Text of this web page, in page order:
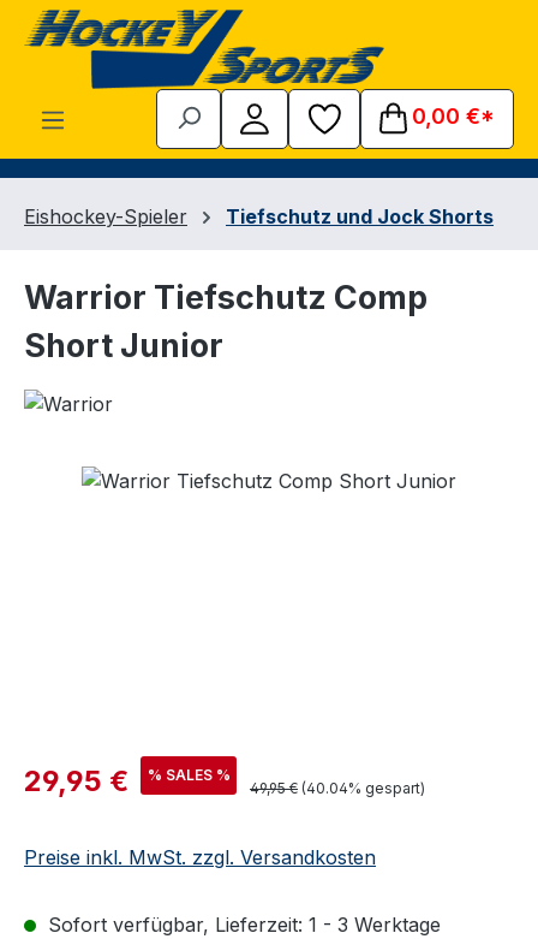
Zum Hauptinhalt springen
0,00 €*
Eishockey-Spieler Tiefschutz und Jock Shorts
Warrior Tiefschutz Comp
Short Junior
Bildergalerie überspringen
Verkaufspreis:
29,95 € % SALES %
Regulärer Preis:
49,95 € (40.04% gespart)
Preise inkl. MwSt. zzgl. Versandkosten
Sofort verfügbar, Lieferzeit: 1 - 3 Werktage